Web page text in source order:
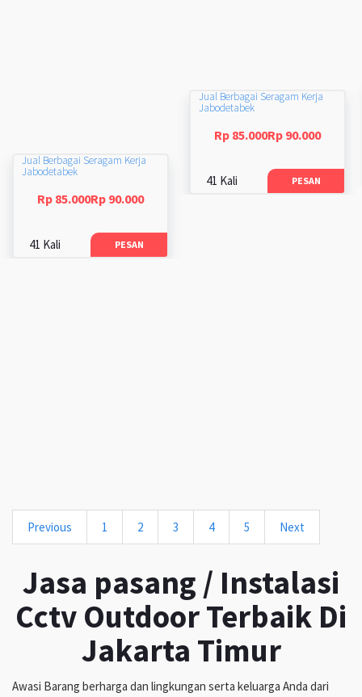
Jual Berbagai Seragam Kerja
Jabodetabek
Rp 85.000Rp 90.000
41 Kali PESAN
Jual Berbagai Seragam Kerja
Jabodetabek
Rp 85.000Rp 90.000
41 Kali PESAN
Previous 1 2 3 4 5 Next
Jasa pasang / Instalasi
Cctv Outdoor Terbaik Di
Jakarta Timur
Awasi Barang berharga dan lingkungan serta keluarga Anda dari